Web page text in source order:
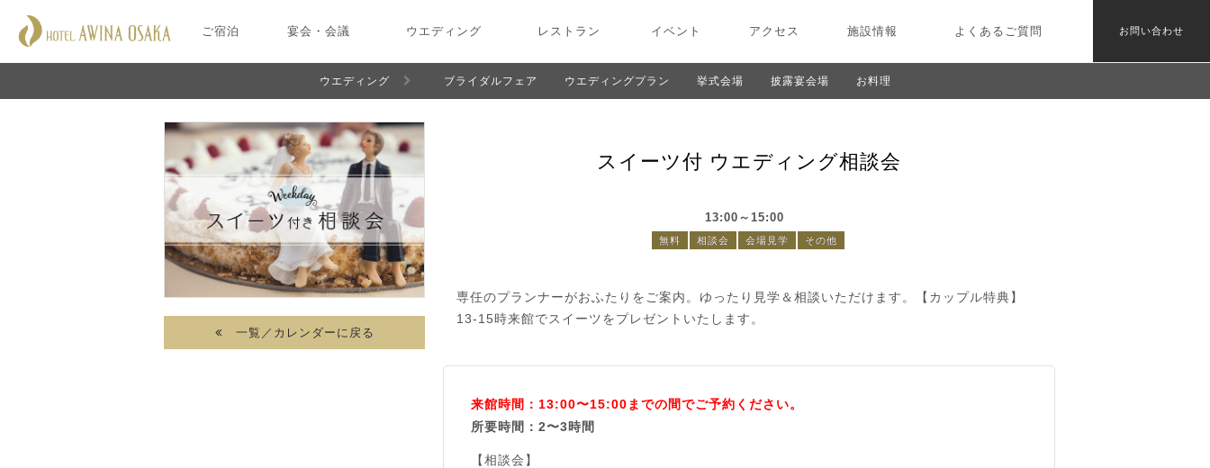
ご宿泊 宴会・会議 ウエディング レストラン イベント アクセス 施設情報 よくあるご質問 お問い合わせ
ウエディング ブライダルフェア ウエディングプラン 挙式会場 披露宴会場 お料理
一覧／カレンダーに戻る
スイーツ付 ウエディング相談会
13:00～15:00
無料 相談会 会場見学 その他
専任のプランナーがおふたりをご案内。ゆったり見学＆相談いただけます。【カップル特典】
13-15時来館でスイーツをプレゼントいたします。
来館時間：13:00〜15:00までの間でご予約ください。
所要時間：2〜3時間
【相談会】